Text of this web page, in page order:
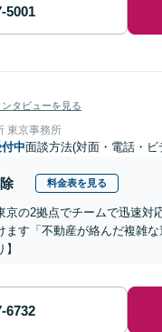
ンタビューを見る
東京事務所
中面談方法(対面・電話・
料金表を見る
京の2拠点でチームで迅速
ます「不動産が絡んだ複雑